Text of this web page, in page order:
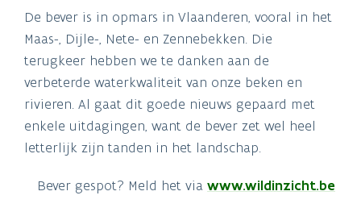
De bever is in opmars in Vlaanderen, vooral in het
Maas-, Dijle-, Nete- en Zennebekken. Die
terugkeer hebben we te danken aan de
verbeterde waterkwaliteit van onze beken en
rivieren. Al gaat dit goede nieuws gepaard met
enkele uitdagingen, want de bever zet wel heel
letterlijk zijn tanden in het landschap.
Bever gespot? Meld het via www.wildinzicht.be